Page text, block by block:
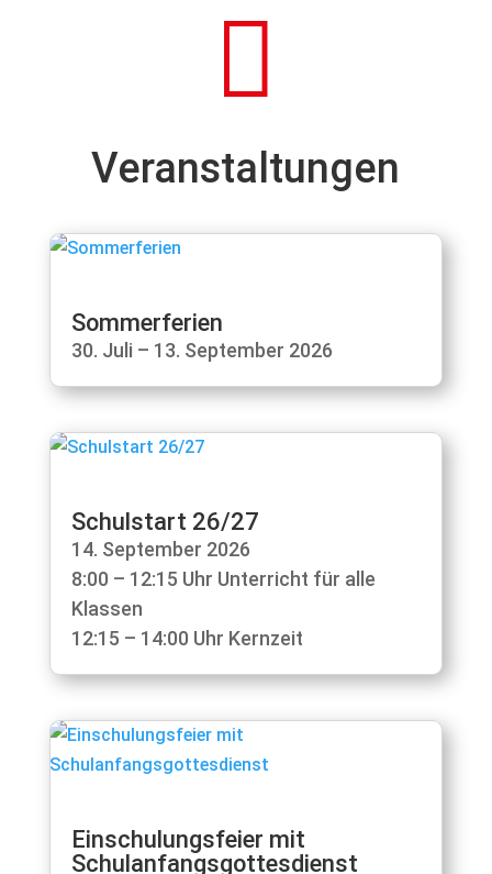

Veranstaltungen
Sommerferien
30. Juli – 13. September 2026
Schulstart 26/27
14. September 2026
8:00 – 12:15 Uhr Unterricht für alle
Klassen
12:15 – 14:00 Uhr Kernzeit
Einschulungsfeier mit
Schulanfangsgottesdienst